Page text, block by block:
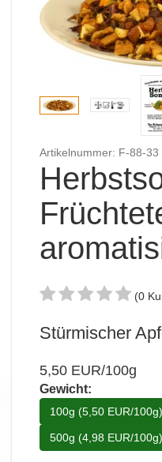
Artikelnummer: F-88-33
(0
Stürmischer
5,50 EUR/100g
Gewicht:
100g (5,50 EUR/100g)
500g (4,98 EUR/100g)